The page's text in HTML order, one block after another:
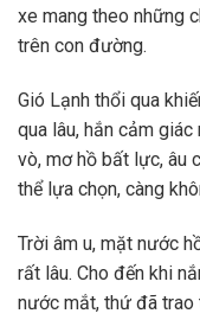
xe mang theo những
trên con đường.
Gió Lạnh thổi qua
qua lâu, hắn cảm
vò, mơ hồ bất lực, âu
thể lựa chọn, càng
Trời âm u, mặt nước
rất lâu. Cho đến khi
nước mắt, thứ đã trao